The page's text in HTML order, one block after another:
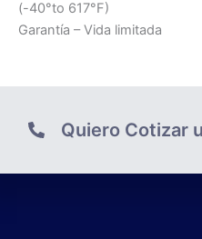
(-40°to 617°F)
Garantía – Vida limitada
Quiero Cotizar